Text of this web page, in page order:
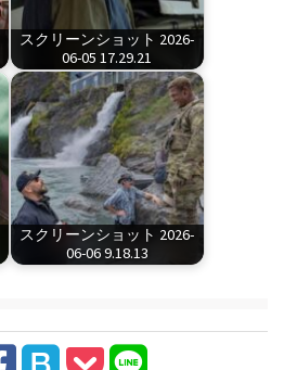
スクリーンショット 2026-
06-05 17.29.21
スクリーンショット 2026-
06-06 9.18.13